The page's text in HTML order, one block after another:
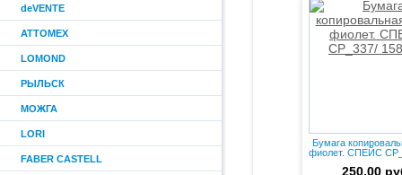
deVENTE
ATTOMEX
LOMOND
РЫЛЬСК
МОЖГА
LORI
FABER CASTELL
Бумага
фиолет. СПЕЙС
250.00